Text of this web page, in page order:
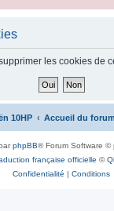
les cookies de
10HP Accueil du forum
phpBB® Forum Software ©
française officielle ©
Confidentialité | Conditions